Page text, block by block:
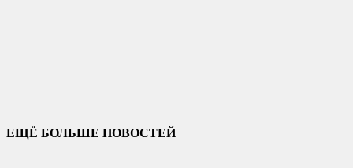
ЕЩЁ БОЛЬШЕ НОВОСТЕЙ